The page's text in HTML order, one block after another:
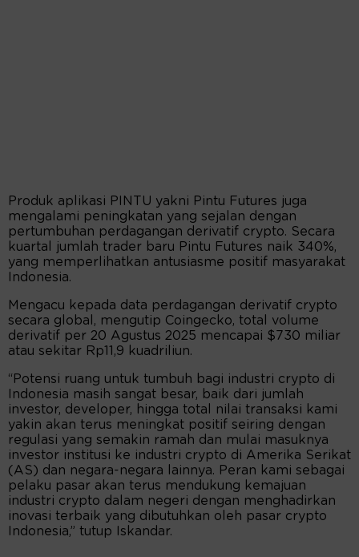
Produk aplikasi PINTU yakni Pintu Futures juga
mengalami peningkatan yang sejalan dengan
pertumbuhan perdagangan derivatif crypto. Secara
kuartal jumlah trader baru Pintu Futures naik 340%,
yang memperlihatkan antusiasme positif masyarakat
Indonesia.
Mengacu kepada data perdagangan derivatif crypto
secara global, mengutip Coingecko, total volume
derivatif per 20 Agustus 2025 mencapai $730 miliar
atau sekitar Rp11,9 kuadriliun.
“Potensi ruang untuk tumbuh bagi industri crypto di
Indonesia masih sangat besar, baik dari jumlah
investor, developer, hingga total nilai transaksi kami
yakin akan terus meningkat positif seiring dengan
regulasi yang semakin ramah dan mulai masuknya
investor institusi ke industri crypto di Amerika Serikat
(AS) dan negara-negara lainnya. Peran kami sebagai
pelaku pasar akan terus mendukung kemajuan
industri crypto dalam negeri dengan menghadirkan
inovasi terbaik yang dibutuhkan oleh pasar crypto
Indonesia,” tutup Iskandar.